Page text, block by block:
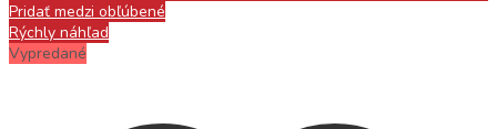
Pridať medzi obľúbené
Rýchly náhľad
Vypredané